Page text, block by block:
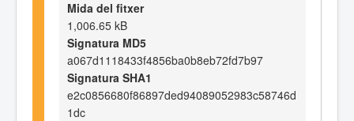
Mida del fitxer
1,006.65 kB
Signatura MD5
a067d1118433f4856ba0b8eb72fd7b97
Signatura SHA1
e2c0856680f86897ded94089052983c58746d
1dc